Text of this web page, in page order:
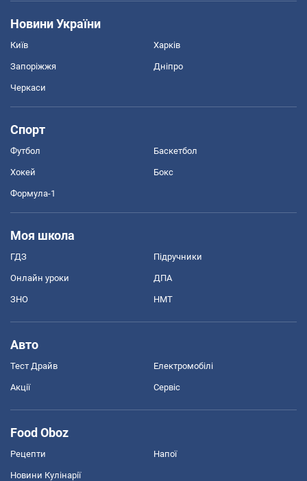
Новини України
Київ Харків
Запоріжжя Дніпро
Черкаси
Спорт
Футбол Баскетбол
Хокей Бокс
Формула-1
Моя школа
ГДЗ Підручники
Онлайн уроки ДПА
ЗНО НМТ
Авто
Тест Драйв Електромобілі
Акції Сервіс
Food Oboz
Рецепти Напої
Новини Кулінарії